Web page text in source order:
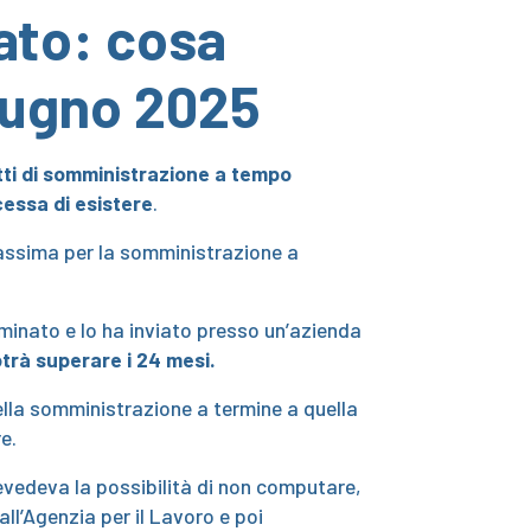
cosa
2025
di somministrazione a tempo
di esistere.
per la somministrazione a
e lo ha inviato presso un’azienda
superare i 24 mesi.
somministrazione a termine a quella
la possibilità di non computare,
per il Lavoro e poi